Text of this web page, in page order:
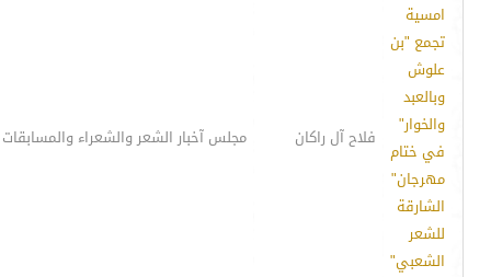
امسية
تجمع "بن
علوش
وبالعبد
والخوار"
في ختام
مهرجان"
الشارقة
للشعر
الشعبي"
فلاح آل راكان مجلس آخبار الشعر والشعراء